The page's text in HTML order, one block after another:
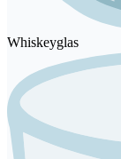
Whiskeyglas